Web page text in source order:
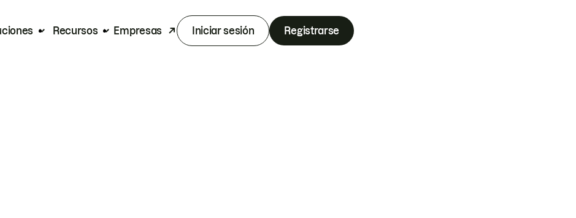
Recursos Empresas Iniciar sesión Registrarse